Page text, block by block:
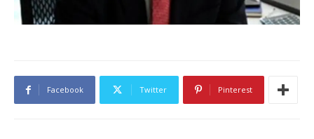
Facebook Twitter Pinterest